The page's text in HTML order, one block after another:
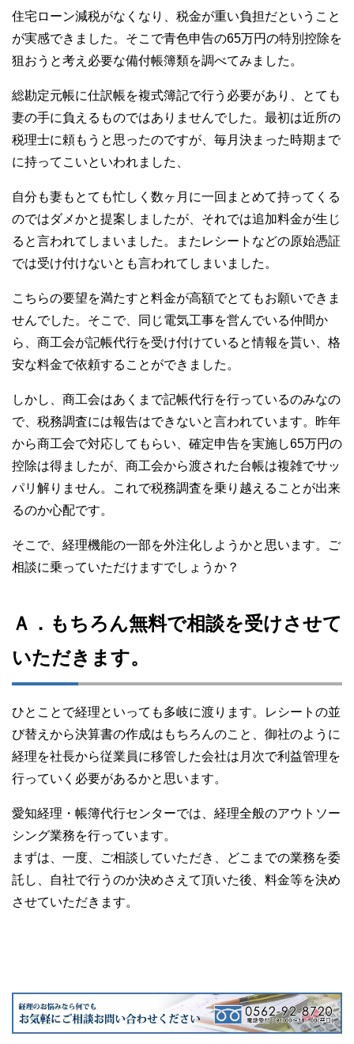
住宅ローン減税がなくなり、税金が重い負担だということ
が実感できました。そこで青色申告の65万円の特別控除を
狙おうと考え必要な備付帳簿類を調べてみました。
総勘定元帳に仕訳帳を複式簿記で行う必要があり、とても
妻の手に負えるものではありませんでした。最初は近所の
税理士に頼もうと思ったのですが、毎月決まった時期まで
に持ってこいといわれました、
自分も妻もとても忙しく数ヶ月に一回まとめて持ってくる
のではダメかと提案しましたが、それでは追加料金が生じ
ると言われてしまいました。またレシートなどの原始憑証
では受け付けないとも言われてしまいました。
こちらの要望を満たすと料金が高額でとてもお願いできま
せんでした。そこで、同じ電気工事を営んでいる仲間か
ら、商工会が記帳代行を受け付けていると情報を貰い、格
安な料金で依頼することができました。
しかし、商工会はあくまで記帳代行を行っているのみなの
で、税務調査には報告はできないと言われています。昨年
から商工会で対応してもらい、確定申告を実施し65万円の
控除は得ましたが、商工会から渡された台帳は複雑でサッ
パリ解りません。これで税務調査を乗り越えることが出来
るのか心配です。
そこで、経理機能の一部を外注化しようかと思います。ご
相談に乗っていただけますでしょうか？
Ａ．もちろん無料で相談を受けさせて
いただきます。
ひとことで経理といっても多岐に渡ります。レシートの並
び替えから決算書の作成はもちろんのこと、御社のように
経理を社長から従業員に移管した会社は月次で利益管理を
行っていく必要があるかと思います。
愛知経理・帳簿代行センターでは、経理全般のアウトソー
シング業務を行っています。
まずは、一度、ご相談していただき、どこまでの業務を委
託し、自社で行うのか決めさえて頂いた後、料金等を決め
させていただきます。